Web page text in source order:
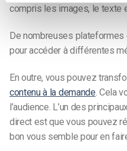
compris les images, le texte
De nombreuses
pour accéder à différentes
En outre, vous pouvez
contenu à la demande . Cela
l’audience. L’un des
direct est que vous pouvez
bon vous semble pour en